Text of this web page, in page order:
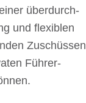
über­durch­
und flexi­blen
Zuschüs­sen
Führer­